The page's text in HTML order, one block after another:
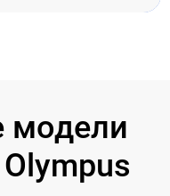
модели